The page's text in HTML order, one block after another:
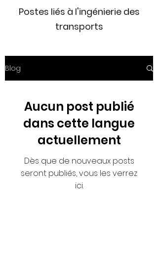
Postes liés à l'ingénierie des
transports
Blog
Aucun post publié
dans cette langue
actuellement
Dès que de nouveaux posts
seront publiés, vous les verrez
ici.